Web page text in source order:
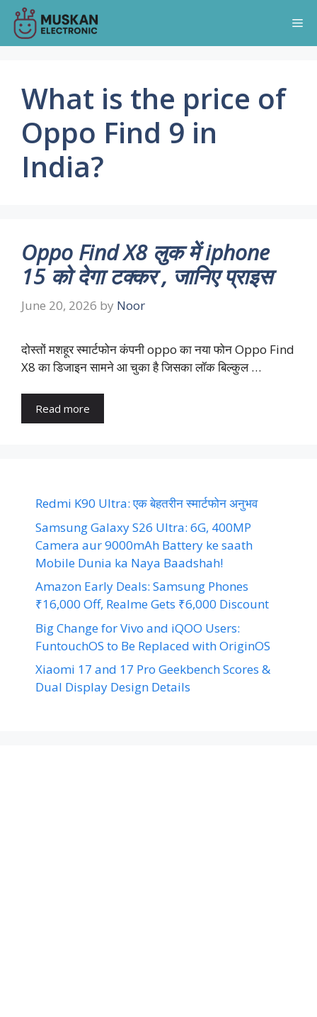
Skip
content
What is the price of
Oppo Find 9 in
India?
Oppo Find X8 लुक में iphone
15 को देगा टक्कर , जानिए प्राइस
June 20, 2026 by Noor
दोस्तों मशहूर स्मार्टफोन कंपनी oppo का नया फोन Oppo Find
X8 का डिजाइन सामने आ चुका है जिसका लॉक बिल्कुल …
Read more
Redmi K90 Ultra: एक बेहतरीन स्मार्टफोन अनुभव
Samsung Galaxy S26 Ultra: 6G, 400MP
Camera aur 9000mAh Battery ke saath
Mobile Dunia ka Naya Baadshah!
Amazon Early Deals: Samsung Phones
₹16,000 Off, Realme Gets ₹6,000 Discount
Big Change for Vivo and iQOO Users:
FuntouchOS to Be Replaced with OriginOS
Xiaomi 17 and 17 Pro Geekbench Scores &
Dual Display Design Details